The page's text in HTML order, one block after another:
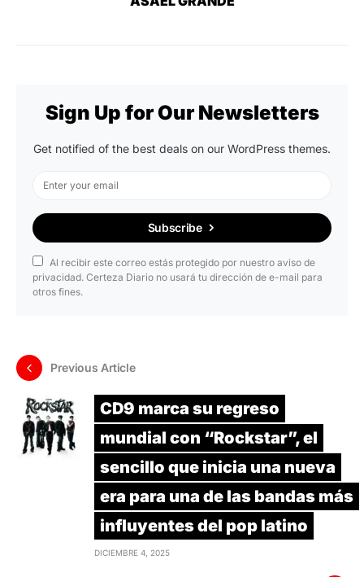
Sign Up for Our Newsletters
Get notified of the best deals on our WordPress themes.
Subscribe
Al recibir este correo estás protegido por nuestro aviso de
privacidad. Certeza Diario no usará tu dirección de e-mail para
otros fines.
Previous Article
CD9 marca su regreso
mundial con “Rockstar”, el
sencillo que inicia una nueva
era para una de las bandas más
influyentes del pop latino
DICIEMBRE 4, 2025